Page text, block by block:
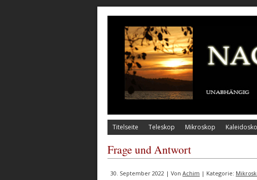
Titelseite Teleskop Mikroskop
Frage und Antwort
30. September 2022 | Von Achim | Kategorie: